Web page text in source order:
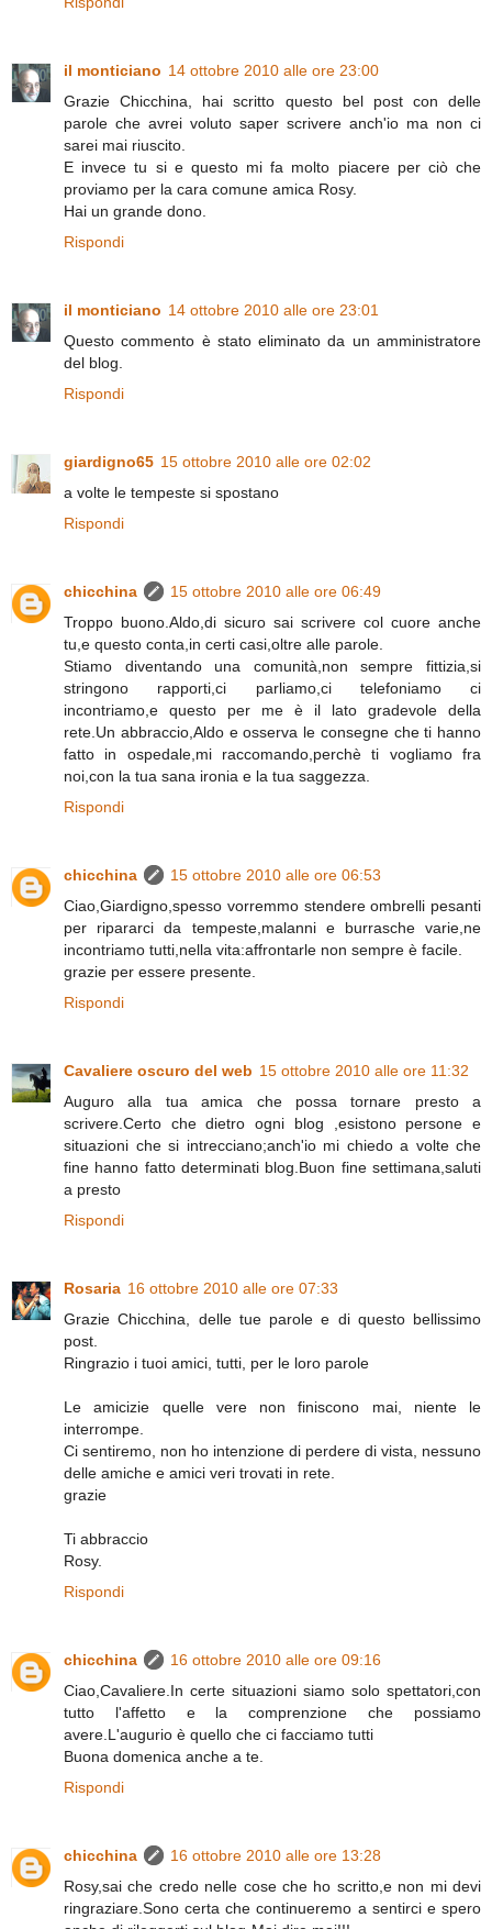
il monticiano 14 ottobre 2010 alle ore 23:00
Grazie Chicchina, hai scritto questo bel post con delle
parole che avrei voluto saper scrivere anch'io ma non ci
sarei mai riuscito.
E invece tu si e questo mi fa molto piacere per ciò che
proviamo per la cara comune amica Rosy.
Hai un grande dono.
Rispondi
il monticiano 14 ottobre 2010 alle ore 23:01
Questo commento è stato eliminato da un amministratore
del blog.
Rispondi
giardigno65 15 ottobre 2010 alle ore 02:02
a volte le tempeste si spostano
Rispondi
chicchina
15 ottobre 2010 alle ore 06:49
Troppo buono.Aldo,di sicuro sai scrivere col cuore anche
tu,e questo conta,in certi casi,oltre alle parole.
Stiamo diventando una comunità,non sempre fittizia,si
stringono rapporti,ci parliamo,ci telefoniamo ci
incontriamo,e questo per me è il lato gradevole della
rete.Un abbraccio,Aldo e osserva le consegne che ti hanno
fatto in ospedale,mi raccomando,perchè ti vogliamo fra
noi,con la tua sana ironia e la tua saggezza.
Rispondi
chicchina
15 ottobre 2010 alle ore 06:53
Ciao,Giardigno,spesso vorremmo stendere ombrelli pesanti
per ripararci da tempeste,malanni e burrasche varie,ne
incontriamo tutti,nella vita:affrontarle non sempre è facile.
grazie per essere presente.
Rispondi
Cavaliere oscuro del web 15 ottobre 2010 alle ore 11:32
Auguro alla tua amica che possa tornare presto a
scrivere.Certo che dietro ogni blog ,esistono persone e
situazioni che si intrecciano;anch'io mi chiedo a volte che
fine hanno fatto determinati blog.Buon fine settimana,saluti
a presto
Rispondi
Rosaria 16 ottobre 2010 alle ore 07:33
Grazie Chicchina, delle tue parole e di questo bellissimo
post.
Ringrazio i tuoi amici, tutti, per le loro parole
Le amicizie quelle vere non finiscono mai, niente le
interrompe.
Ci sentiremo, non ho intenzione di perdere di vista, nessuno
delle amiche e amici veri trovati in rete.
grazie
Ti abbraccio
Rosy.
Rispondi
chicchina
16 ottobre 2010 alle ore 09:16
Ciao,Cavaliere.In certe situazioni siamo solo spettatori,con
tutto l'affetto e la comprenzione che possiamo
avere.L'augurio è quello che ci facciamo tutti
Buona domenica anche a te.
Rispondi
chicchina
16 ottobre 2010 alle ore 13:28
Rosy,sai che credo nelle cose che ho scritto,e non mi devi
ringraziare.Sono certa che continueremo a sentirci e spero